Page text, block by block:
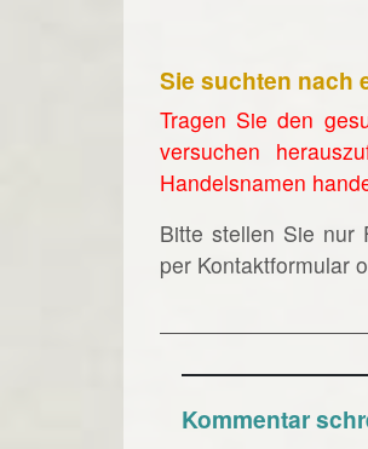
Sie suchten nach
Tragen Sie den
versuchen
Handelsnamen
Bitte stellen Sie nur
per Kontaktformular
Kommentar